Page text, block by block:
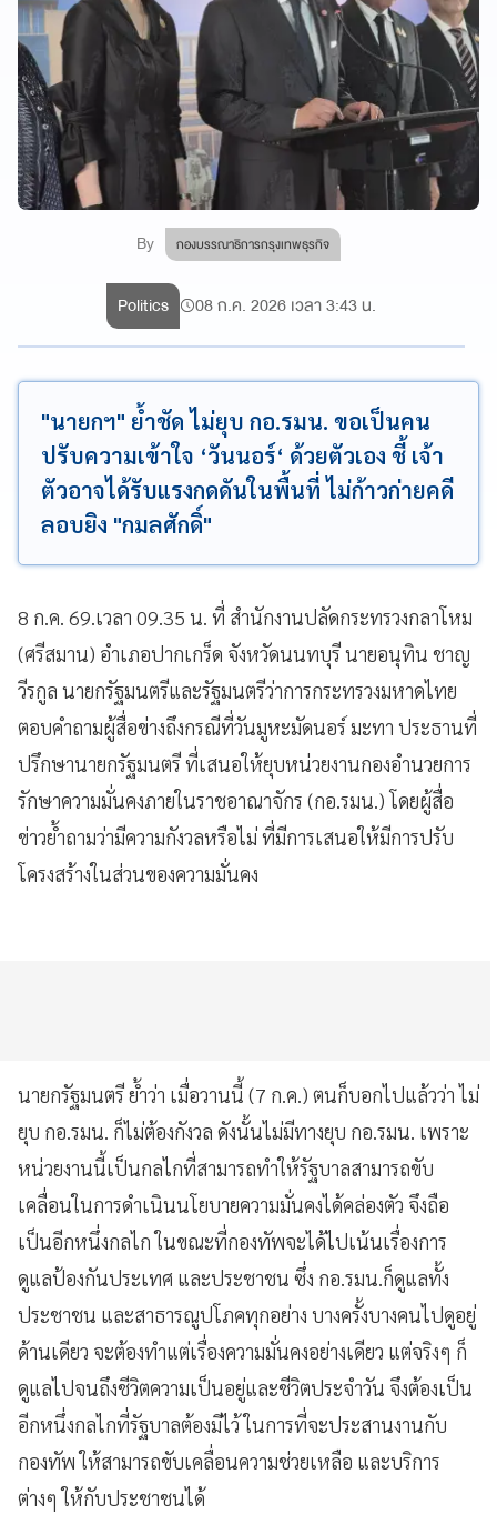
By กองบรรณาธิการกรุงเทพธุรกิจ
Politics 08 ก.ค. 2026 เวลา 3:43 น.
"นายกฯ" ย้ำชัด ไม่ยุบ กอ.รมน. ขอเป็นคน
ปรับความเข้าใจ ‘วันนอร์‘ ด้วยตัวเอง ชี้ เจ้า
ตัวอาจได้รับแรงกดดันในพื้นที่ ไม่ก้าวก่ายคดี
ลอบยิง "กมลศักดิ์"
8 ก.ค. 69.เวลา 09.35 น. ที่ สำนักงานปลัดกระทรวงกลาโหม
(ศรีสมาน) อำเภอปากเกร็ด จังหวัดนนทบุรี นายอนุทิน ชาญ
วีรกูล นายกรัฐมนตรีและรัฐมนตรีว่าการกระทรวงมหาดไทย
ตอบคำถามผู้สื่อข่างถึงกรณีที่วันมูหะมัดนอร์ มะทา ประธานที่
ปรึกษานายกรัฐมนตรี ที่เสนอให้ยุบหน่วยงานกองอำนวยการ
รักษาความมั่นคงภายในราชอาณาจักร (กอ.รมน.) โดยผู้สื่อ
ข่าวย้ำถามว่ามีความกังวลหรือไม่ ที่มีการเสนอให้มีการปรับ
โครงสร้างในส่วนของความมั่นคง
นายกรัฐมนตรี ย้ำว่า เมื่อวานนี้ (7 ก.ค.) ตนก็บอกไปแล้วว่า ไม่
ยุบ กอ.รมน. ก็ไม่ต้องกังวล ดังนั้นไม่มีทางยุบ กอ.รมน. เพราะ
หน่วยงานนี้เป็นกลไกที่สามารถทำให้รัฐบาลสามารถขับ
เคลื่อนในการดำเนินนโยบายความมั่นคงได้คล่องตัว จึงถือ
เป็นอีกหนึ่งกลไก ในขณะที่กองทัพจะได้ไปเน้นเรื่องการ
ดูแลป้องกันประเทศ และประชาชน ซึ่ง กอ.รมน.ก็ดูแลทั้ง
ประชาชน และสาธารณูปโภคทุกอย่าง บางครั้งบางคนไปดูอยู่
ด้านเดียว จะต้องทำแต่เรื่องความมั่นคงอย่างเดียว แต่จริงๆ ก็
ดูแลไปจนถึงชีวิตความเป็นอยู่และชีวิตประจำวัน จึงต้องเป็น
อีกหนึ่งกลไกที่รัฐบาลต้องมีไว้ ในการที่จะประสานงานกับ
กองทัพ ให้สามารถขับเคลื่อนความช่วยเหลือ และบริการ
ต่างๆ ให้กับประชาชนได้